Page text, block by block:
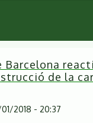
Barcelona
de la
2018 - 20:37